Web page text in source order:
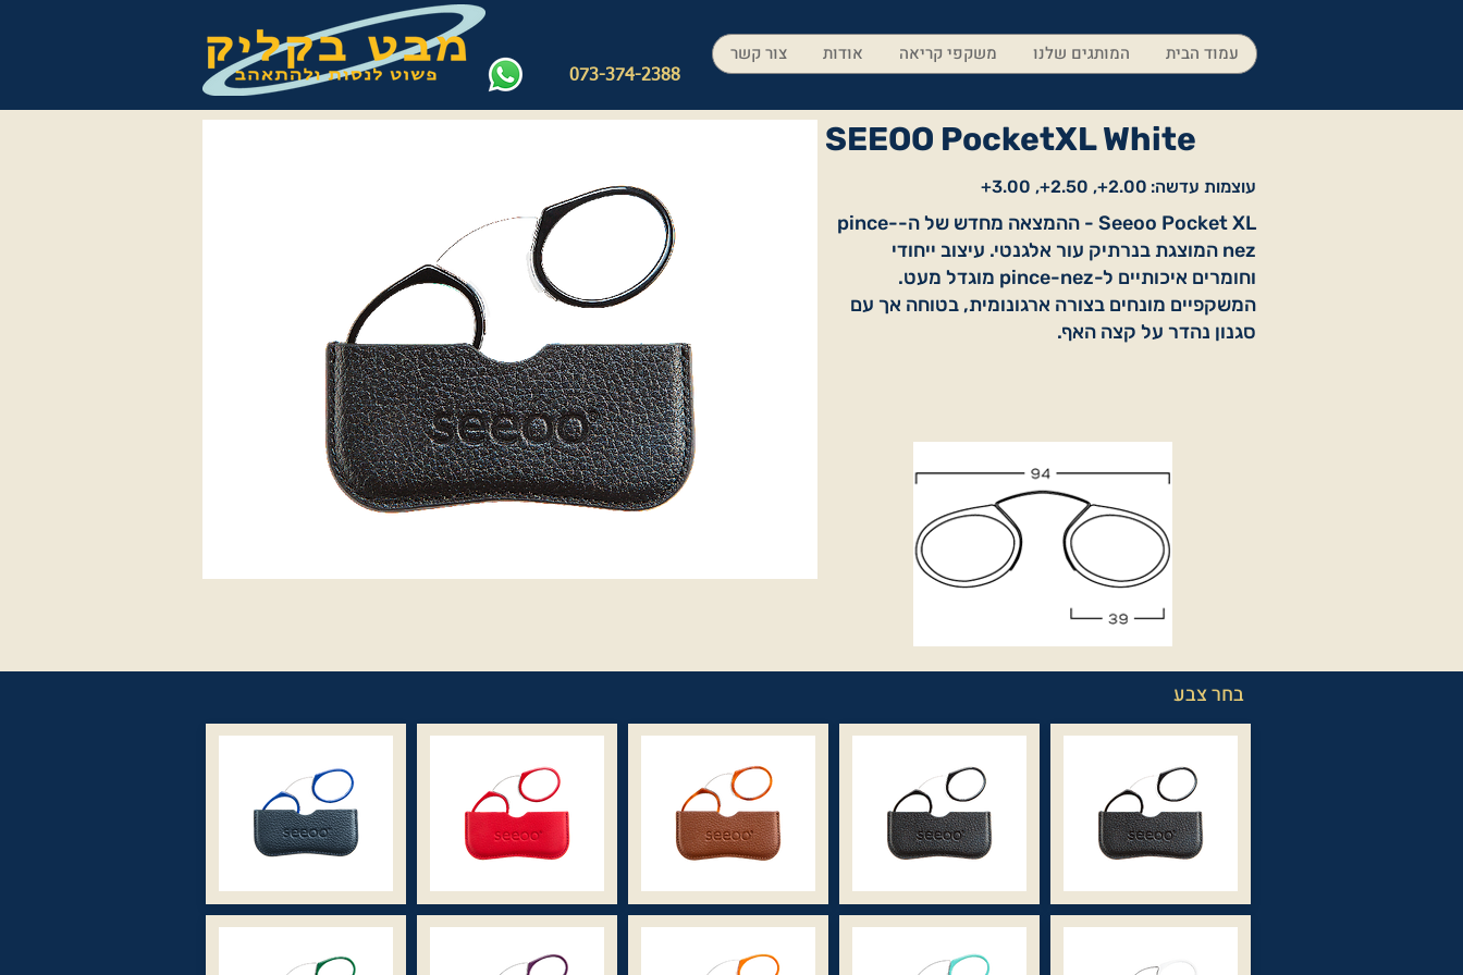
073-374-2388
עמוד הבית המותגים שלנו משקפי קריאה אודות צור קשר
SEEOO PocketXL White
2.00+, 2.50+, 3.00+ עוצמות עדשה:
Seeoo Pocket XL - ההמצאה מחדש של ה-pince-
nez המוצגת בנרתיק עור אלגנטי. עיצוב ייחודי
וחומרים איכותיים ל-pince-nez מוגדל מעט.
המשקפיים מונחים בצורה ארגונומית, בטוחה אך עם
סגנון נהדר על קצה האף.
בחר צבע